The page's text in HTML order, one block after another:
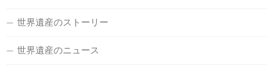
世界遺産のストーリー
世界遺産のニュース